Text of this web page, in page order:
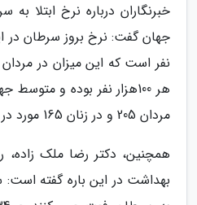
خبرنگاران درباره نرخ ابتلا
هر 100هزار نفر بوده و
مردان 205 و در زنان 165 مورد در هر 100هزار نفر است.
همچنین، دکتر رضا ملک زاده،